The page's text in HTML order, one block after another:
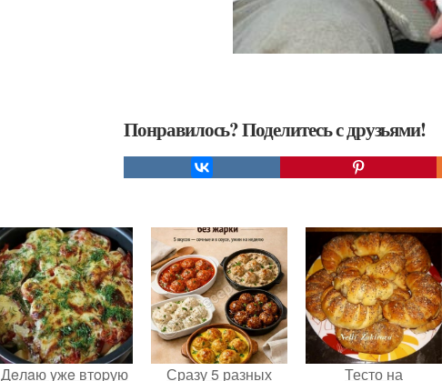
Понравилось? Поделитесь с друзьями!
Дeлaю yжe втopую
Сразу 5 разных
Тесто на